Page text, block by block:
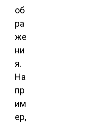
об
ра
же
ни
я.
На
пр
им
ер,